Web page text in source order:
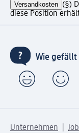
Versandkosten (§)
diese Position
Wie gefällt
Unternehmen